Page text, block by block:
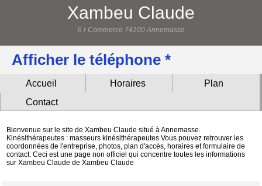
Xambeu Claude
6 r Commerce 74100 Annemasse
Afficher le téléphone *
Accueil Horaires
Plan
Contact
Bienvenue sur le site de Xambeu Claude situé à Annemasse.
Kinésithérapeutes : masseurs kinésithérapeutes Vous pouvez retrouver les
coordonnées de l'entreprise, photos, plan d'accès, horaires et formulaire de
contact. Ceci est une page non officiel qui concentre toutes les informations
sur Xambeu Claude de Xambeu Claude